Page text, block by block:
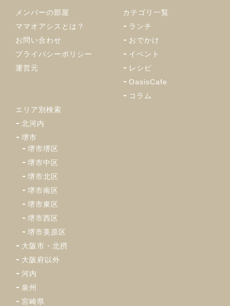
メンバーの部屋
ママオアシスとは？
お問い合わせ
プライバシーポリシー
運営元
カテゴリ一覧
ランチ
おでかけ
イベント
レシピ
OasisCafe
コラム
エリア別検索
北河内
堺市
堺市堺区
堺市中区
堺市北区
堺市南区
堺市東区
堺市西区
堺市美原区
大阪市・北摂
大阪府以外
河内
泉州
宮崎県